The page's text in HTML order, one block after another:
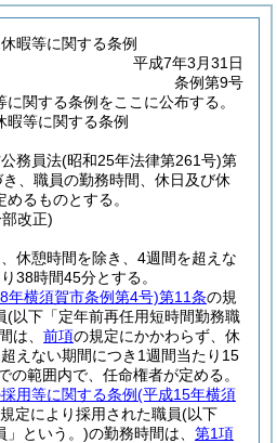
暇等に関する条例
平成7年3月31日
条例第9号
関する条例をここに公布する。
暇等に関する条例
務員法(昭和25年法律第261号)第
、職員の勤務時間、休日及び休
るものとする。
改正)
休憩時間を除き、4週間を超えな
38時間45分とする。
年横須賀市条例第4号)第11条の規
(以下「定年前再任用短時間勤務職
は、 前項の規定にかかわらず、休
えない期間につき1週間当たり15
の範囲内で、任命権者が定める。
用等に関する条例(平成15年横須
定により採用された職員(以下
」という。)の勤務時間は、 第1項